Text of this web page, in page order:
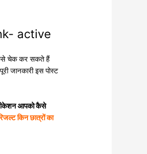
active
कैसे चेक कर सकते हैं
जानकारी इस पोस्ट
आपको कैसे
किन छात्रों का